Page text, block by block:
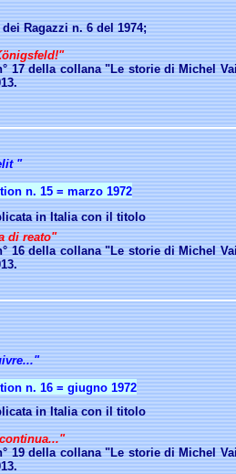
Ragazzi n. 6 del 1974;
"
17 della collana "Le storie di Michel
"
n. 15 = marzo 1972
in Italia con il titolo
di reato"
16 della collana "Le storie di Michel
n. 16 = giugno 1972
in Italia con il titolo
19 della collana "Le storie di Michel